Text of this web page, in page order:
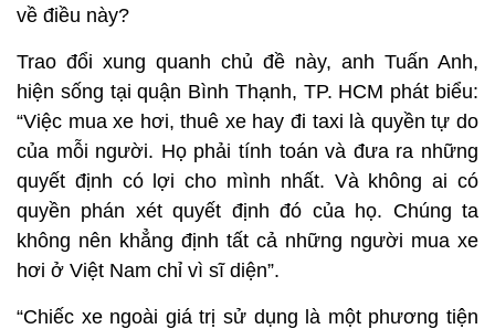
về điều này?
Trao đổi xung quanh chủ đề này, anh Tuấn Anh,
hiện sống tại quận Bình Thạnh, TP. HCM phát biểu:
“Việc mua xe hơi, thuê xe hay đi taxi là quyền tự do
của mỗi người. Họ phải tính toán và đưa ra những
quyết định có lợi cho mình nhất. Và không ai có
quyền phán xét quyết định đó của họ. Chúng ta
không nên khẳng định tất cả những người mua xe
hơi ở Việt Nam chỉ vì sĩ diện”.
“Chiếc xe ngoài giá trị sử dụng là một phương tiện